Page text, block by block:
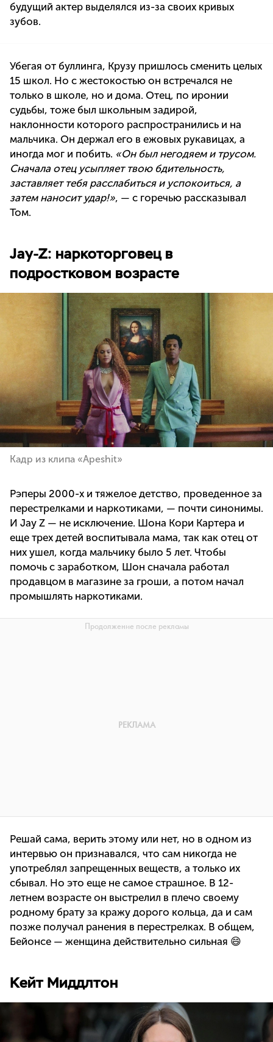
будущий актер выделялся из-за своих кривых
зубов.
Убегая от буллинга, Крузу пришлось сменить целых
15 школ. Но с жестокостью он встречался не
только в школе, но и дома. Отец, по иронии
судьбы, тоже был школьным задирой,
наклонности которого распространились и на
мальчика. Он держал его в ежовых рукавицах, а
иногда мог и побить. «Он был негодяем и трусом.
Сначала отец усыпляет твою бдительность,
заставляет тебя расслабиться и успокоиться, а
затем наносит удар!», — с горечью рассказывал
Том.
Jay-Z: наркоторговец в
подростковом возрасте
Кадр из клипа «Apeshit»
Рэперы 2000-х и тяжелое детство, проведенное за
перестрелками и наркотиками, — почти синонимы.
И Jay Z — не исключение. Шона Кори Картера и
еще трех детей воспитывала мама, так как отец от
них ушел, когда мальчику было 5 лет. Чтобы
помочь с заработком, Шон сначала работал
продавцом в магазине за гроши, а потом начал
промышлять наркотиками.
Решай сама, верить этому или нет, но в одном из
интервью он признавался, что сам никогда не
употреблял запрещенных веществ, а только их
сбывал. Но это еще не самое страшное. В 12-
летнем возрасте он выстрелил в плечо своему
родному брату за кражу дорого кольца, да и сам
позже получал ранения в перестрелках. В общем,
Бейонсе — женщина действительно сильная 😄
Кейт Миддлтон